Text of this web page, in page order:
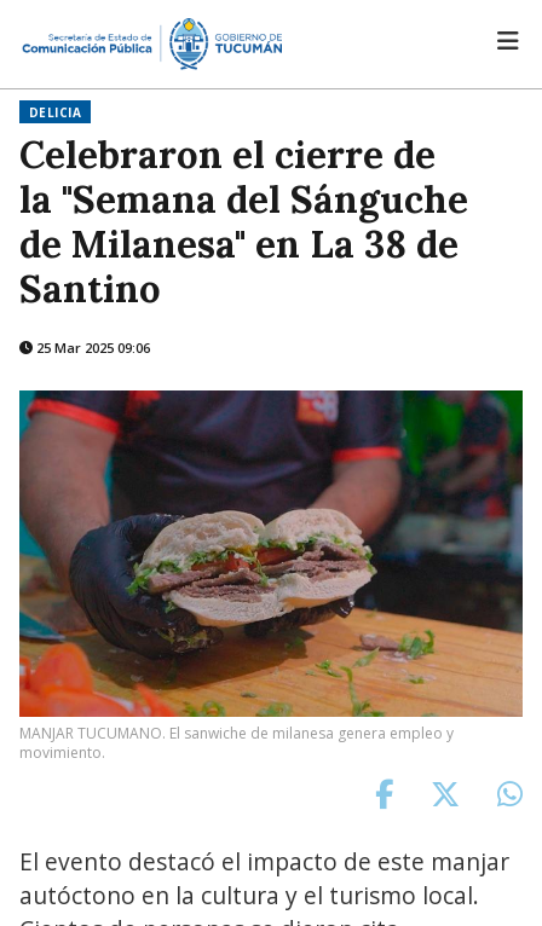
DELICIA
Celebraron el cierre de
la "Semana del Sánguche
de Milanesa" en La 38 de
Santino
25 Mar 2025 09:06
MANJAR TUCUMANO. El sanwiche de milanesa genera empleo y
movimiento.
El evento destacó el impacto de este manjar
autóctono en la cultura y el turismo local.